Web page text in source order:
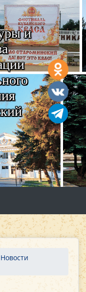
и
Новости